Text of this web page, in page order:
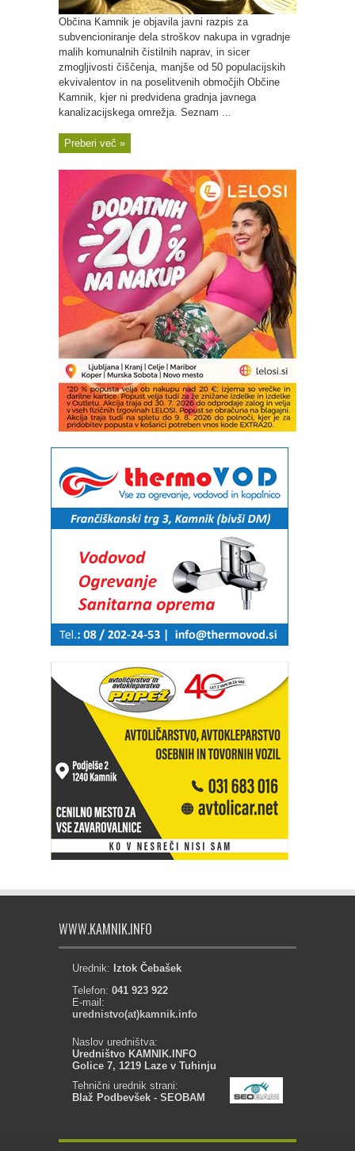
Občina Kamnik je objavila javni razpis za
subvencioniranje dela stroškov nakupa in vgradnje
malih komunalnih čistilnih naprav, in sicer
zmogljivosti čiščenja, manjše od 50 populacijskih
ekvivalentov in na poselitvenih območjih Občine
Kamnik, kjer ni predvidena gradnja javnega
kanalizacijskega omrežja. Seznam ...
Preberi več »
WWW.KAMNIK.INFO
Urednik: Iztok Čebašek
Telefon: 041 923 922
E-mail:
urednistvo(at)kamnik.info
Naslov uredništva:
Uredništvo KAMNIK.INFO
Golice 7, 1219 Laze v Tuhinju
Tehnični urednik strani:
Blaž Podbevšek - SEOBAM